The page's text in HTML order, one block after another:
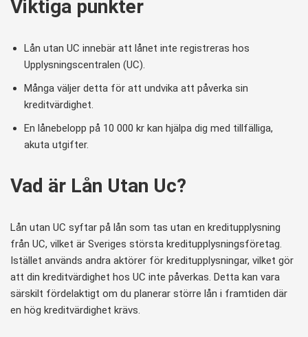
Viktiga punkter
Lån utan UC innebär att lånet inte registreras hos
Upplysningscentralen (UC).
Många väljer detta för att undvika att påverka sin
kreditvärdighet.
En lånebelopp på 10 000 kr kan hjälpa dig med tillfälliga,
akuta utgifter.
Vad är Lån Utan Uc?
Lån utan UC syftar på lån som tas utan en kreditupplysning
från UC, vilket är Sveriges största kreditupplysningsföretag.
Istället används andra aktörer för kreditupplysningar, vilket gör
att din kreditvärdighet hos UC inte påverkas. Detta kan vara
särskilt fördelaktigt om du planerar större lån i framtiden där
en hög kreditvärdighet krävs.